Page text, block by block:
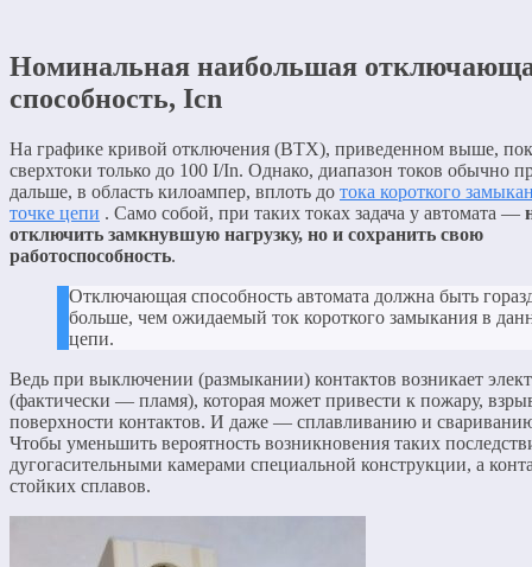
Номинальная наибольшая
способность, Icn
На графике кривой отключения (ВТХ), приведенном выше,
сверхтоки только до 100 I/In. Однако, диапазон токов обычно
дальше, в область килоампер, вплоть до тока короткого
точке цепи . Само собой, при таких токах задача у автомата —
отключить замкнувшую нагрузку, но и сохранить свою
работоспособность.
Отключающая способность автомата должна быть
больше, чем ожидаемый ток короткого замыкания в
цепи.
Ведь при выключении (размыкании) контактов возникает
(фактически — пламя), которая может привести к пожару,
поверхности контактов. И даже — сплавливанию и
Чтобы уменьшить вероятность возникновения таких
дугогасительными камерами специальной конструкции, а
стойких сплавов.